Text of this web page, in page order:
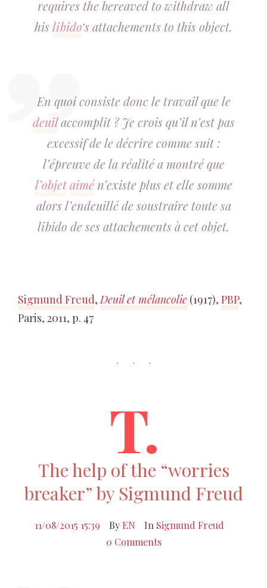
requires the bereaved to withdraw all
hislibido‘s attachements to this object.
En quoi consiste donc le travail que le
deuilaccomplit ? Je crois qu’il n’est pas
excessif de le décrire comme suit :
l’épreuve de la réalité a montré que
l’objet aimén’existe plus et elle somme
alors l’endeuillé de soustraire toute sa
libido de ses attachements à cet objet.
Sigmund Freud,Deuil et mélancolie (1917), PBP,
Paris, 2011, p. 47
T.
The help of the “worries
breaker” by Sigmund Freud
11/08/2015 15:39 By EN In Sigmund Freud
0 Comments